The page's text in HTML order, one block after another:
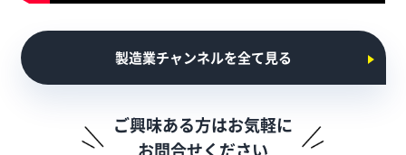
製造業チャンネルを全て見る
ご興味ある方はお気軽に
お問合せください